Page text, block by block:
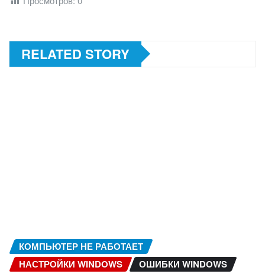
RELATED STORY
КОМПЬЮТЕР НЕ РАБОТАЕТ
НАСТРОЙКИ WINDOWS
ОШИБКИ WINDOWS